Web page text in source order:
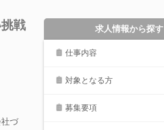
戦
づ
求人情報から探す
仕事内容
対象となる方
募集要項